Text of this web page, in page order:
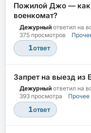
Пожилой Джо — как
военкомат?
Дежурный ответил на
375 просмотров
1ответ
Запрет на выезд из
Дежурный ответил на
393 просмотра
Прочее
1ответ